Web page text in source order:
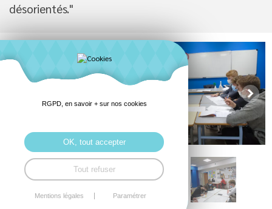
désorientés."
RGPD, en savoir + sur nos cookies
OK, tout accepter
Tout refuser
Mentions légales Paramétrer